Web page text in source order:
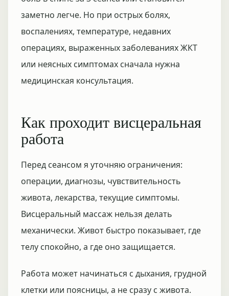
заметно легче. Но при острых болях,
воспалениях, температуре, недавних
операциях, выраженных заболеваниях ЖКТ
или неясных симптомах сначала нужна
медицинская консультация.
Как проходит висцеральная
работа
Перед сеансом я уточняю ограничения:
операции, диагнозы, чувствительность
живота, лекарства, текущие симптомы.
Висцеральный массаж нельзя делать
механически. Живот быстро показывает, где
телу спокойно, а где оно защищается.
Работа может начинаться с дыхания, грудной
клетки или поясницы, а не сразу с живота.